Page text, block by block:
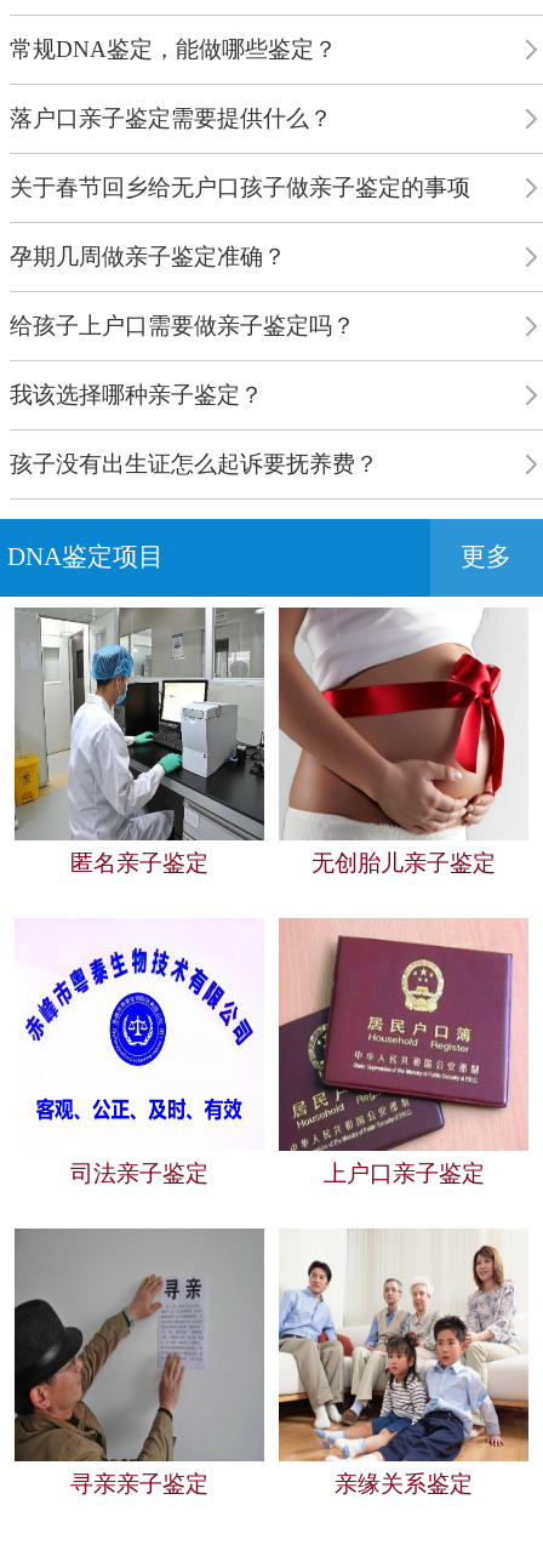
常规DNA鉴定，能做哪些鉴定？
落户口亲子鉴定需要提供什么？
关于春节回乡给无户口孩子做亲子鉴定的事项
孕期几周做亲子鉴定准确？
给孩子上户口需要做亲子鉴定吗？
我该选择哪种亲子鉴定？
孩子没有出生证怎么起诉要抚养费？
DNA鉴定项目 更多
匿名亲子鉴定 无创胎儿亲子鉴定
司法亲子鉴定 上户口亲子鉴定
寻亲亲子鉴定 亲缘关系鉴定